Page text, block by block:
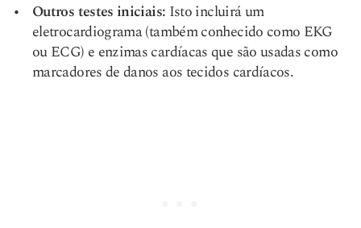
Outros testes iniciais: Isto incluirá um
eletrocardiograma (também conhecido como EKG
ou ECG) e enzimas cardíacas que são usadas como
marcadores de danos aos tecidos cardíacos.